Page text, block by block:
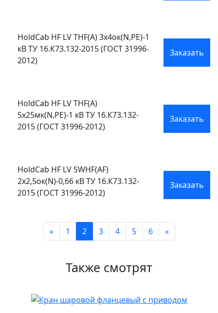
HoldCab HF LV THF(А) 3х4ок(N,PE)-1
кВ ТУ 16.К73.132-2015 (ГОСТ 31996-
2012)
Заказать
HoldCab HF LV THF(А)
5х25мк(N,PE)-1 кВ ТУ 16.К73.132-
2015 (ГОСТ 31996-2012)
Заказать
HoldCab HF LV SWHF(AF)
2х2,5ок(N)-0,66 кВ ТУ 16.К73.132-
2015 (ГОСТ 31996-2012)
Заказать
« 1 2 3 4 5 6 »
Также смотрят